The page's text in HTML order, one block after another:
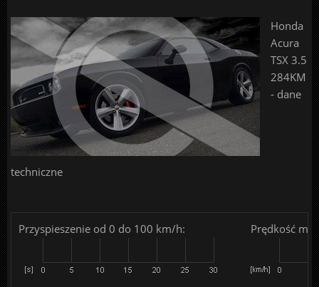
Honda
Acura
TSX 3.5
284KM
- dane
techniczne
Przyspieszenie od 0 do 100 km/h: Prędkość